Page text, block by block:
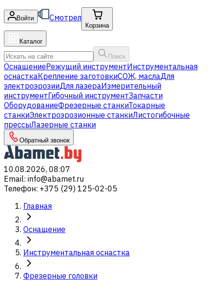
Войти Смотрел
Корзина
Каталог
Поиск
ОснащениеРежущий инструментИнструментальная
оснасткаКрепление заготовкиСОЖ, маслаДля
электроэрозииДля лазераИзмерительный
инструментГибочный инструментЗапчасти
ОборудованиеФрезерные станкиТокарные
станкиЭлектроэрозионные станкиЛистогибочные
прессыЛазерные станки
Обратный звонок
10.08.2026, 08:07
Email: info@abamet.ru
Телефон: +375 (29) 125-02-05
Главная
Оснащение
Инструментальная оснастка
Фрезерные головки